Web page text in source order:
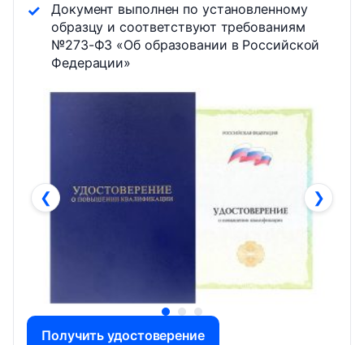
Документ выполнен по установленному
образцу и соответствуют требованиям
№273-ФЗ «Об образовании в Российской
Федерации»
❮ ❯
Получить удостоверение